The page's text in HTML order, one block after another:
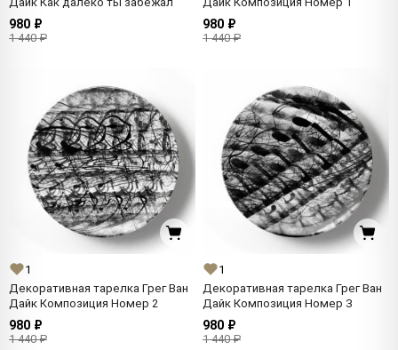
980 ₽
1 440 ₽
980 ₽
1 440 ₽
1
Декоративная тарелка Грег Ван
Дайк Композиция Номер 2
980 ₽
1 440 ₽
1
Декоративная тарелка Грег Ван
Дайк Композиция Номер 3
980 ₽
1 440 ₽